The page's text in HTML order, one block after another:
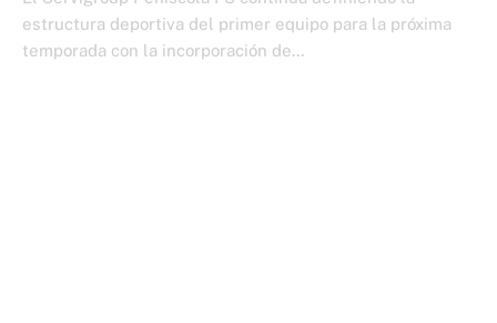
estructura deportiva del primer equipo para la próxima
temporada con la incorporación de…